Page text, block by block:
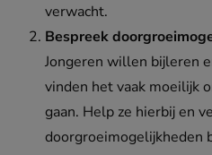
verwacht.
Bespreek
Jongeren willen bijleren
vinden het vaak moeilijk
gaan. Help ze hierbij en
doorgroeimogelijkheden